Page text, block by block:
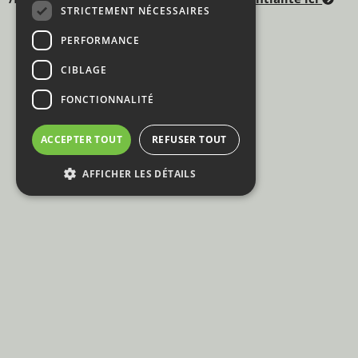
STRICTEMENT NÉCESSAIRES
PERFORMANCE
CIBLAGE
FONCTIONNALITÉ
ACCEPTER TOUT REFUSER TOUT
AFFICHER LES DÉTAILS